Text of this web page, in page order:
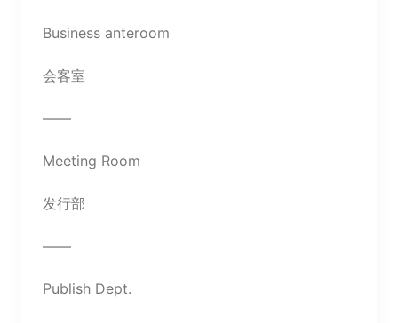
Business anteroom
会客室
——
Meeting Room
发行部
——
Publish Dept.